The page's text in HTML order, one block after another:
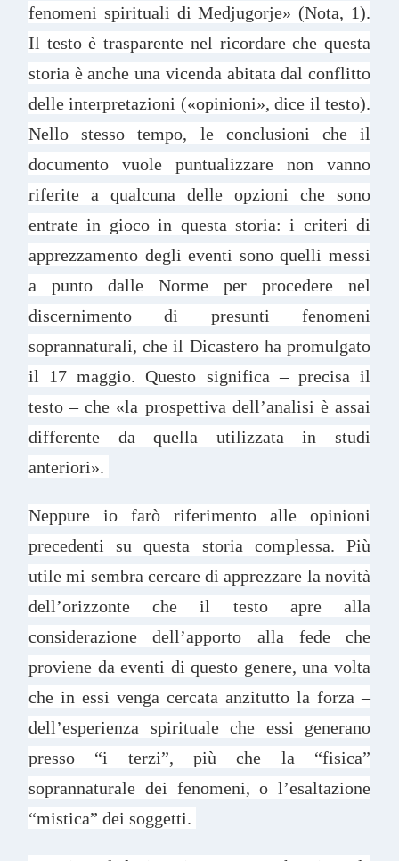
fenomeni spirituali di Medjugorje» (Nota, 1).
Il testo è trasparente nel ricordare che questa
storia è anche una vicenda abitata dal conflitto
delle interpretazioni («opinioni», dice il testo).
Nello stesso tempo, le conclusioni che il
documento vuole puntualizzare non vanno
riferite a qualcuna delle opzioni che sono
entrate in gioco in questa storia: i criteri di
apprezzamento degli eventi sono quelli messi
a punto dalle Norme per procedere nel
discernimento di presunti fenomeni
soprannaturali, che il Dicastero ha promulgato
il 17 maggio. Questo significa – precisa il
testo – che «la prospettiva dell’analisi è assai
differente da quella utilizzata in studi
anteriori».
Neppure io farò riferimento alle opinioni
precedenti su questa storia complessa. Più
utile mi sembra cercare di apprezzare la novità
dell’orizzonte che il testo apre alla
considerazione dell’apporto alla fede che
proviene da eventi di questo genere, una volta
che in essi venga cercata anzitutto la forza –
dell’esperienza spirituale che essi generano
presso “i terzi”, più che la “fisica”
soprannaturale dei fenomeni, o l’esaltazione
“mistica” dei soggetti.